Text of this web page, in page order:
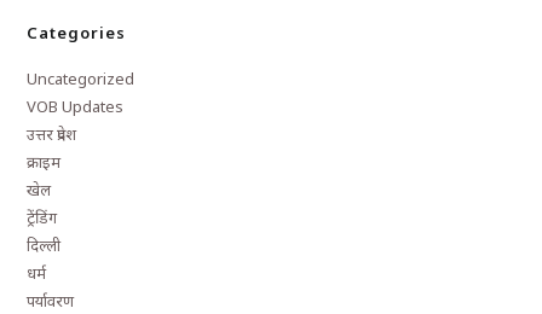
Categories
Uncategorized
VOB Updates
उत्तर प्रदेश
क्राइम
खेल
ट्रेंडिंग
दिल्ली
धर्म
पर्यावरण